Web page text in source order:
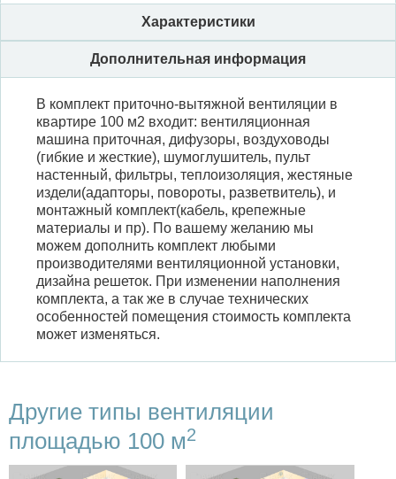
Характеристики
Дополнительная информация
В комплект приточно-вытяжной вентиляции в
квартире 100 м2 входит: вентиляционная
машина приточная, дифузоры, воздуховоды
(гибкие и жесткие), шумоглушитель, пульт
настенный, фильтры, теплоизоляция, жестяные
издели(адапторы, повороты, разветвитель), и
монтажный комплект(кабель, крепежные
материалы и пр). По вашему желанию мы
можем дополнить комплект любыми
производителями вентиляционной установки,
дизайна решеток. При изменении наполнения
комплекта, а так же в случае технических
особенностей помещения стоимость комплекта
может изменяться.
Другие типы вентиляции
площадью 100 м2